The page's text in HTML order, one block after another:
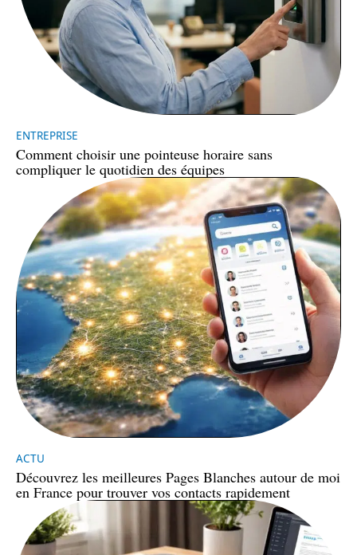
ENTREPRISE
Comment choisir une pointeuse horaire sans
compliquer le quotidien des équipes
ACTU
Découvrez les meilleures Pages Blanches autour de moi
en France pour trouver vos contacts rapidement